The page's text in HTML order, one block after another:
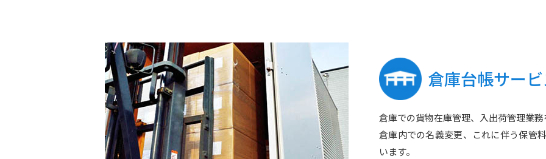
倉庫台帳サー
倉庫での貨物在庫管理、入出荷管理業
倉庫内での名義変更、これに伴う保管
います。